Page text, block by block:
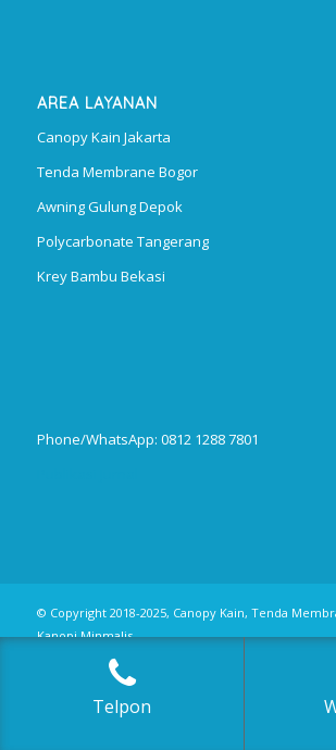
AREA LAYANAN
Canopy Kain Jakarta
Tenda Membrane Bogor
Awning Gulung Depok
Polycarbonate Tangerang
Krey Bambu Bekasi
Phone/WhatsApp: 0812 1288 7801
© Copyright 2018-2025, Canopy Kain, Tenda
Kanopi Minmalis
Telpon